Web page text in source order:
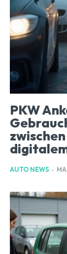
PKW
AUTO NEWS -